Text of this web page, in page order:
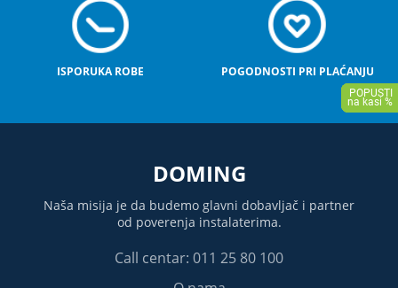
ISPORUKA ROBE POGODNOSTI PRI PLAĆANJU
DOMING
Naša misija je da budemo glavni dobavljač i partner
od poverenja instalaterima.
Call centar: 011 25 80 100